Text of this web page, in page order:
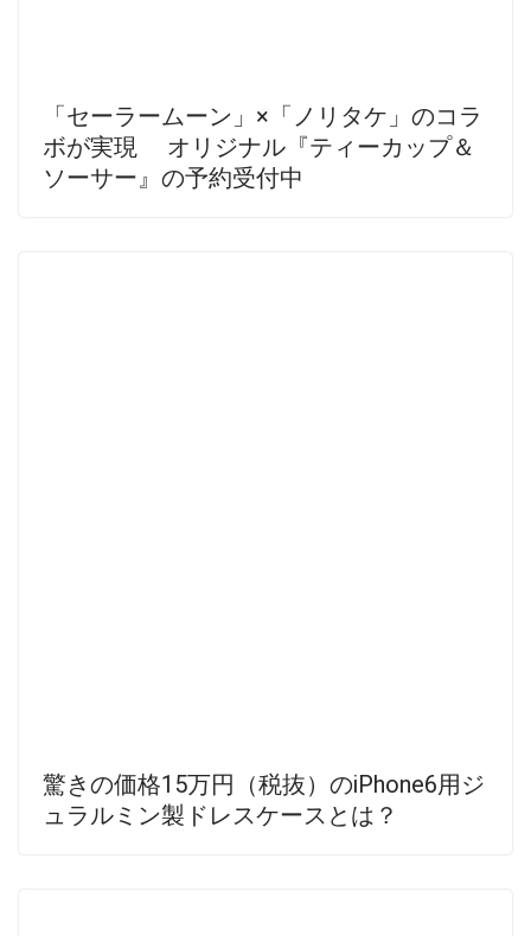
「セーラームーン」×「ノリタケ」のコラ
ボが実現 オリジナル『ティーカップ＆
ソーサー』の予約受付中
驚きの価格15万円（税抜）のiPhone6用ジ
ュラルミン製ドレスケースとは？